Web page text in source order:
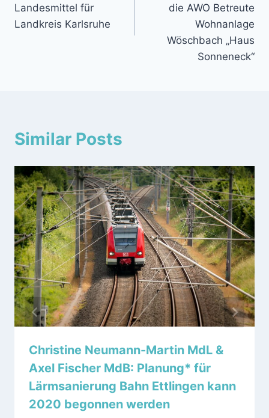
Landesmittel für
Landkreis Karlsruhe
die AWO Betreute
Wohnanlage
Wöschbach „Haus
Sonneneck“
Similar Posts
Christine Neumann-Martin MdL &
Axel Fischer MdB: Planung* für
Lärmsanierung Bahn Ettlingen kann
2020 begonnen werden